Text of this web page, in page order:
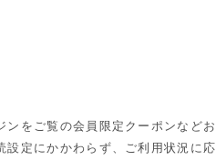
ンをご覧の会員限定クーポンなどお
設定にかかわらず、ご利用状況に応